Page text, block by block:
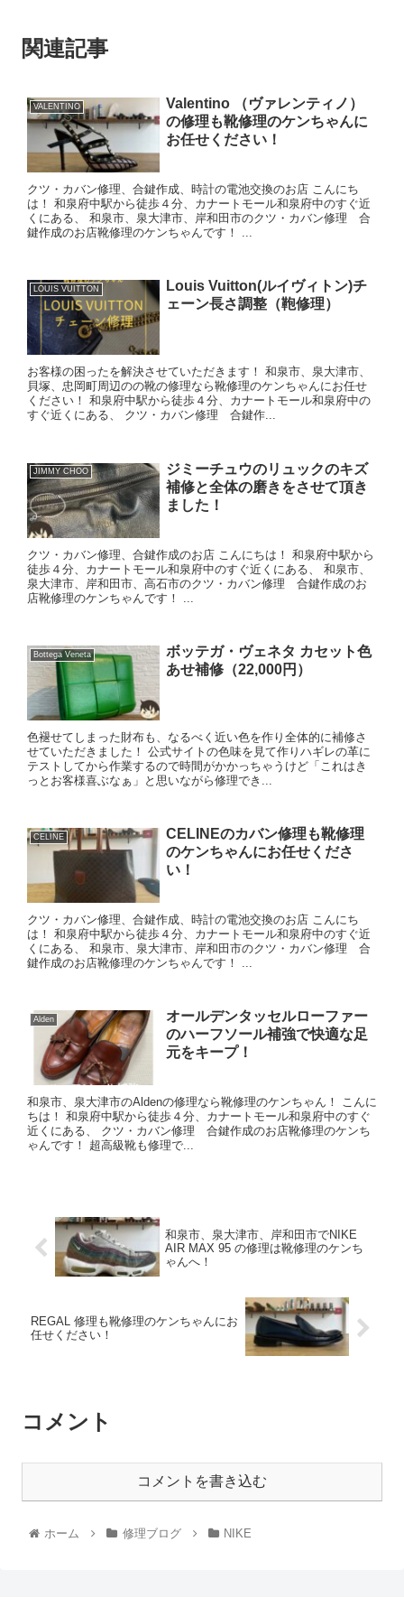
関連記事
VALENTINO
Valentino （ヴァレンティノ）
の修理も靴修理のケンちゃんに
お任せください！
クツ・カバン修理、合鍵作成、時計の電池交換のお店 こんにち
は！ 和泉府中駅から徒歩４分、カナートモール和泉府中のすぐ近
くにある、 和泉市、泉大津市、岸和田市のクツ・カバン修理 合
鍵作成のお店靴修理のケンちゃんです！ ...
LOUIS VUITTON
Louis Vuitton(ルイヴィトン)チ
ェーン長さ調整（鞄修理）
お客様の困ったを解決させていただきます！ 和泉市、泉大津市、
貝塚、忠岡町周辺のの靴の修理なら靴修理のケンちゃんにお任せ
ください！ 和泉府中駅から徒歩４分、カナートモール和泉府中の
すぐ近くにある、 クツ・カバン修理 合鍵作...
JIMMY CHOO
ジミーチュウのリュックのキズ
補修と全体の磨きをさせて頂き
ました！
クツ・カバン修理、合鍵作成のお店 こんにちは！ 和泉府中駅から
徒歩４分、カナートモール和泉府中のすぐ近くにある、 和泉市、
泉大津市、岸和田市、高石市のクツ・カバン修理 合鍵作成のお
店靴修理のケンちゃんです！ ...
Bottega Veneta
ボッテガ・ヴェネタ カセット色
あせ補修（22,000円）
色褪せてしまった財布も、なるべく近い色を作り全体的に補修さ
せていただきました！ 公式サイトの色味を見て作りハギレの革に
テストしてから作業するので時間がかかっちゃうけど「これはき
っとお客様喜ぶなぁ」と思いながら修理でき...
CELINE
CELINEのカバン修理も靴修理
のケンちゃんにお任せくださ
い！
クツ・カバン修理、合鍵作成、時計の電池交換のお店 こんにち
は！ 和泉府中駅から徒歩４分、カナートモール和泉府中のすぐ近
くにある、 和泉市、泉大津市、岸和田市のクツ・カバン修理 合
鍵作成のお店靴修理のケンちゃんです！ ...
Alden
オールデンタッセルローファー
のハーフソール補強で快適な足
元をキープ！
和泉市、泉大津市のAldenの修理なら靴修理のケンちゃん！ こんに
ちは！ 和泉府中駅から徒歩４分、カナートモール和泉府中のすぐ
近くにある、 クツ・カバン修理 合鍵作成のお店靴修理のケンち
ゃんです！ 超高級靴も修理で...
和泉市、泉大津市、岸和田市でNIKE
AIR MAX 95 の修理は靴修理のケンち
ゃんへ！
REGAL 修理も靴修理のケンちゃんにお
任せください！
コメント
コメントを書き込む
ホーム 修理ブログ NIKE